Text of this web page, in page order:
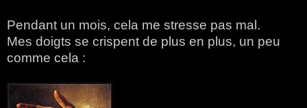
Pendant un mois, cela me stresse pas mal.
Mes doigts se crispent de plus en plus, un peu
comme cela :